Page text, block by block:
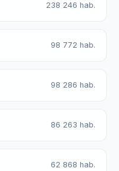
238 246 hab.
98 772 hab.
98 286 hab.
86 263 hab.
62 868 hab.